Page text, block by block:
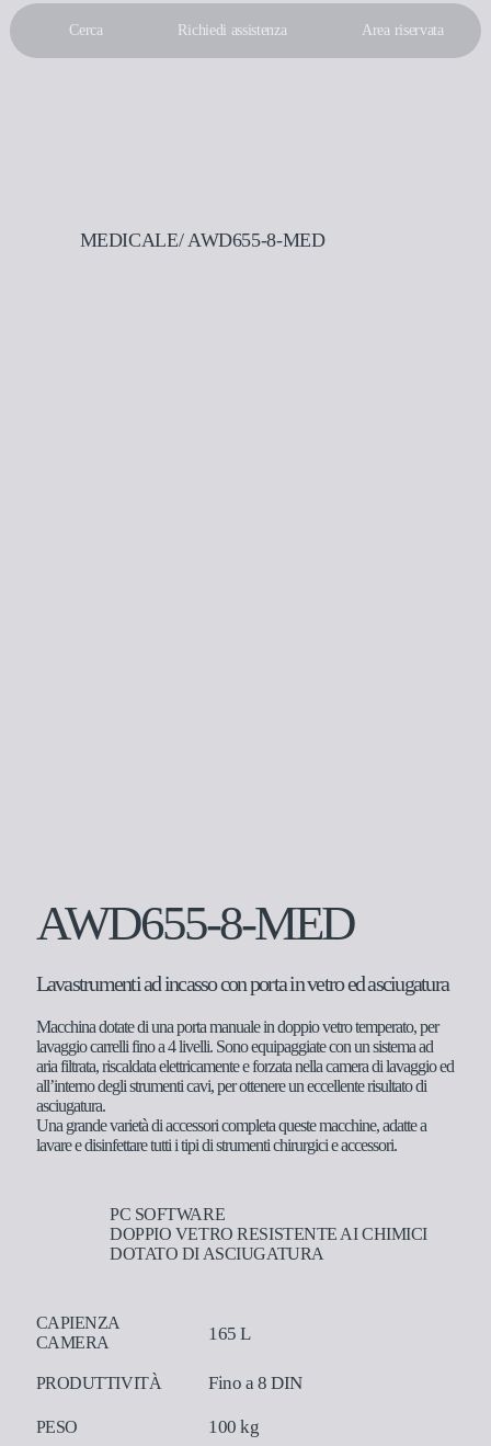
Cerca Richiedi assistenza Area riservata
MEDICALE/ AWD655-8-MED
AWD655-8-MED
Lavastrumenti ad incasso con porta in vetro ed asciugatura
Macchina dotate di una porta manuale in doppio vetro temperato, per
lavaggio carrelli fino a 4 livelli. Sono equipaggiate con un sistema ad
aria filtrata, riscaldata elettricamente e forzata nella camera di lavaggio ed
all’interno degli strumenti cavi, per ottenere un eccellente risultato di
asciugatura.
Una grande varietà di accessori completa queste macchine, adatte a
lavare e disinfettare tutti i tipi di strumenti chirurgici e accessori.
PC SOFTWARE
DOPPIO VETRO RESISTENTE AI CHIMICI
DOTATO DI ASCIUGATURA
CAPIENZA
CAMERA
165 L
PRODUTTIVITÀ Fino a 8 DIN
PESO 100 kg